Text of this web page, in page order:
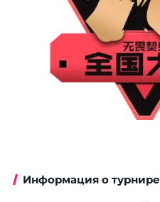
Информация о турнире